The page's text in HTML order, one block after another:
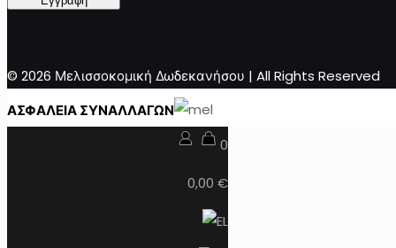
© 2026 Μελισσοκομική Δωδεκανήσου | All Rights Reserved
ΑΣΦΑΛΕΙΑ ΣΥΝΑΛΛΑΓΩΝ
0
0,00 €